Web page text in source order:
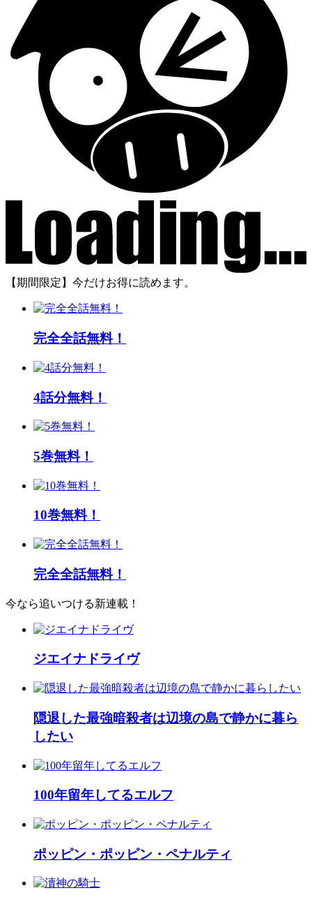
【期間限定】今だけお得に読めます。
完全全話無料！
4話分無料！
5巻無料！
10巻無料！
完全全話無料！
今なら追いつける新連載！
ジエイナドライヴ
隠退した最強暗殺者は辺境の島で静かに暮ら
したい
100年留年してるエルフ
ポッピン・ポッピン・ペナルティ